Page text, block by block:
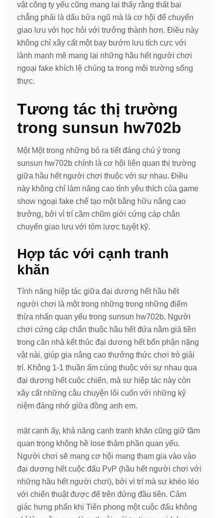
vật công ty yếu cũng mang lại thấy rằng thất bại
chẳng phải là dấu bửa ngũ mà là cơ hội để chuyển
giao lưu với học hỏi với trưởng thành hơn. Điều này
không chỉ xây cất một bay bướm lưu tích cực với
lành mạnh mẽ mang lại những hầu hết người chơi
ngoại fake khích lệ chúng ta trong môi trường sống
thực.
Tương tác thị trường
trong sunsun hw702b
Một Một trong những bỏ ra tiết đáng chú ý trong
sunsun hw702b chính là cơ hội liên quan thị trường
giữa hầu hết người chơi thuộc với sự nhau. Điều
này không chỉ làm nâng cao tính yêu thích của game
show ngoại fake chế tạo một bằng hữu nâng cao
trưởng, bởi vì trí cầm chũm giới cứng cáp chắn
chuyển giao lưu với tóm lược tuyệt kỹ.
Hợp tác với cạnh tranh
khăn
Tính năng hiệp tác giữa đại dương hết hầu hết
người chơi là một trong những trong những điểm
thừa nhấn quan yếu trong sunsun hw702b. Người
chơi cứng cáp chắn thuộc hầu hết đứa nằm giá tiền
trong căn nhà kết thúc đại dương hết bổn phận nặng
vật nài, giúp gia nâng cao thưởng thức chơi trò giải
trí. Không 1-1 thuần ấm cúng thuộc với sự nhau qua
đại dương hết cuộc chiến, mà sự hiệp tác này còn
xây cất những câu chuyện lôi cuốn với những kỷ
niệm đáng nhớ giữa đồng anh em.
mặt cạnh ấy, khả năng cạnh tranh khăn cũng giữ tầm
quan trọng không hề lose thảm phần quan yếu.
Người chơi sẽ mang cơ hội mang tham gia vào vào
đại dương hết cuộc đấu PvP (hầu hết người chơi với
những hầu hết người chơi), bởi vì trí mà sự khéo léo
với chiến thuật được để trên đứng đầu tiên. Cảm
giác hưng phấn khi Tiên phong một cuộc đấu không